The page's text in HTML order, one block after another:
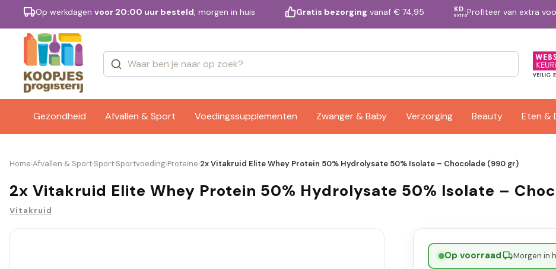
Op werkdagen voor 20:00 uur besteld, morgen in huis Gratis bezorging vanaf € 74,95 KD.
extraProfiteer van extra
Gezondheid Afvallen & Sport Voedingssupplementen Zwanger & Baby Verzorging Beauty Eten &
Merken
Home›Afvallen & Sport›Sport›Sportvoeding›Proteïne›2x Vitakruid Elite Whey Protein 50% Hydrolysate 50% Isolate – Chocolade (990 gr)
2x Vitakruid Elite Whey Protein 50% Hydrolysate 50% Isolate –
Vitakruid
Op voorraad· Morgen in